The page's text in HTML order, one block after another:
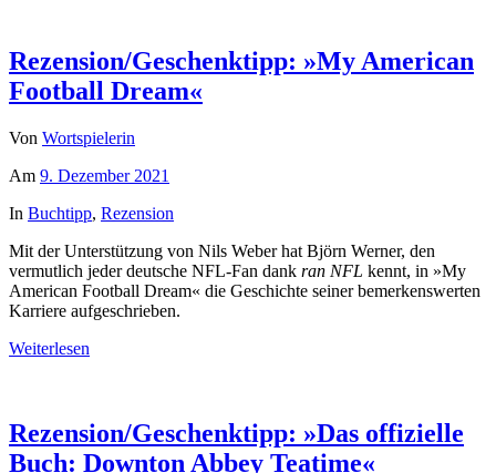
Rezension/Geschenktipp: »My American
Football Dream«
Von Wortspielerin
Am 9. Dezember 2021
In Buchtipp, Rezension
Mit der Unterstützung von Nils Weber hat Björn Werner, den
vermutlich jeder deutsche NFL-Fan dank ran NFL kennt, in »My
American Football Dream« die Geschichte seiner bemerkenswerten
Karriere aufgeschrieben.
Weiterlesen
Rezension/Geschenktipp: »Das offizielle
Buch: Downton Abbey Teatime«